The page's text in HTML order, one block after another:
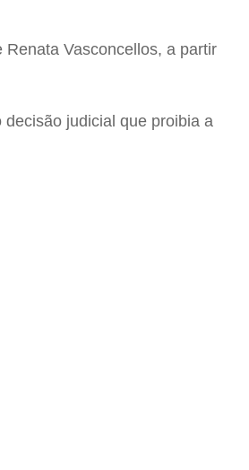
Vasconcellos, a partir
judicial que proibia a